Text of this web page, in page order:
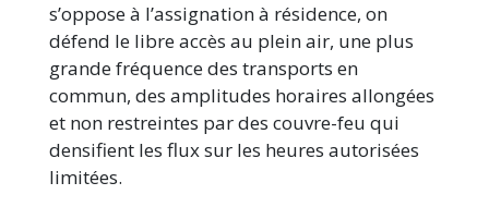
s’oppose à l’assignation à résidence, on
défend le libre accès au plein air, une plus
grande fréquence des transports en
commun, des amplitudes horaires allongées
et non restreintes par des couvre-feu qui
densifient les flux sur les heures autorisées
limitées.